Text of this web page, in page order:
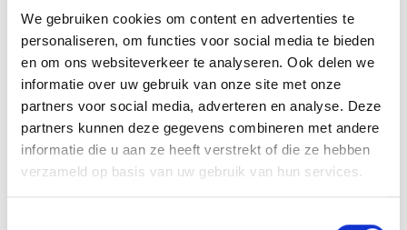
We gebruiken cookies om content en advertenties te
personaliseren, om functies voor social media te bieden
en om ons websiteverkeer te analyseren. Ook delen we
informatie over uw gebruik van onze site met onze
partners voor social media, adverteren en analyse. Deze
partners kunnen deze gegevens combineren met andere
informatie die u aan ze heeft verstrekt of die ze hebben
verzameld op basis van uw gebruik van hun services.
Peter’s Corner Blauw Geel’38/JUMBO
Peter’s Corner Blauw Geel’38/JUMBO